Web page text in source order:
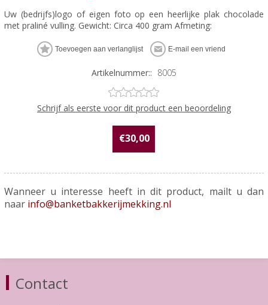
Uw (bedrijfs)logo of eigen foto op een heerlijke plak chocolade
met praliné vulling. Gewicht: Circa 400 gram Afmeting:
Artikelnummer:: 8005
Schrijf als eerste voor dit product een beoordeling
€30,00
Wanneer u interesse heeft in dit product, mailt u dan
naar info@banketbakkerijmekking.nl
Contact